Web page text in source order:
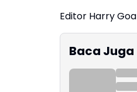
Editor Harry Goa
Baca Juga